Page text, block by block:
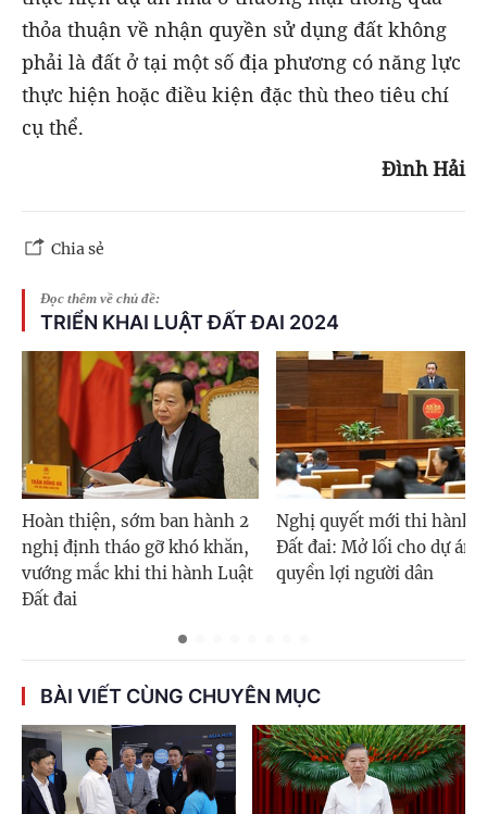
thỏa thuận về nhận quyền sử dụng đất không
phải là đất ở tại một số địa phương có năng lực
thực hiện hoặc điều kiện đặc thù theo tiêu chí
cụ thể.
Đình Hải
Chia sẻ
Đọc thêm về chủ đề:
TRIỂN KHAI LUẬT ĐẤT ĐAI 2024
Hoàn thiện, sớm ban hành 2
nghị định tháo gỡ khó khăn,
vướng mắc khi thi hành Luật
Đất đai
Nghị quyết mới thi hành
Đất đai: Mở lối cho dự án
quyền lợi người dân
BÀI VIẾT CÙNG CHUYÊN MỤC